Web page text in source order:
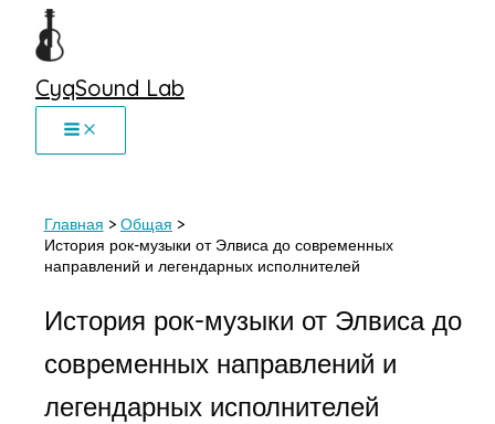
Перейти
CyqSound Lab
Главная
Общая
История рок-музыки от Элвиса до современных
направлений и легендарных исполнителей
История рок-музыки от Элвиса до
современных направлений и
легендарных исполнителей